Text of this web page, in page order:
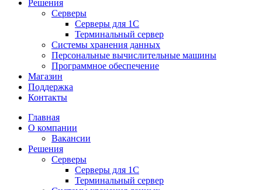
Решения
Серверы
Серверы для 1С
Терминальный сервер
Системы хранения данных
Персональные вычислительные машины
Программное обеспечение
Магазин
Поддержка
Контакты
Главная
О компании
Вакансии
Решения
Серверы
Серверы для 1С
Терминальный сервер